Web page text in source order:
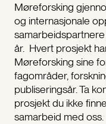
Møreforsking
og internasjonale
år. Hvert prosjekt
Møreforsking sine
fagområder,
publiseringsår. Ta
prosjekt du ikke
samarbeid med oss.